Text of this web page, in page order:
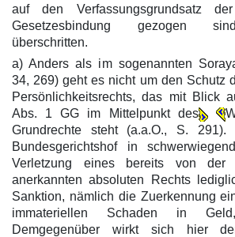
auf den Verfassungsgrundsatz
Gesetzesbindung gezogen
überschritten.
a) Anders als im sogenannten
34, 269) geht es nicht um den Schutz
Persönlichkeitsrechts, das mit Blick
Abs. 1 GG im Mittelpunkt des
Grundrechte steht (a.a.O., S.
Bundesgerichtshof in
Verletzung eines bereits von der
anerkannten absoluten Rechts
Sanktion, nämlich die Zuerkennung
immateriellen Schaden in
Demgegenüber wirkt sich hier